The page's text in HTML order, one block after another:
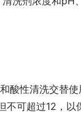
酸性清洗交替
不可超过12，